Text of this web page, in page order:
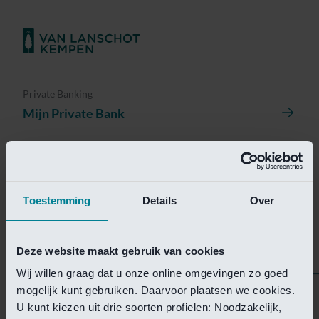
Toestemming Details Over
Deze website maakt gebruik van cookies
Wij willen graag dat u onze online omgevingen zo goed
mogelijk kunt gebruiken. Daarvoor plaatsen we cookies.
U kunt kiezen uit drie soorten profielen: Noodzakelijk,
Private Banking
Mijn Private Bank
Helaas is deze pagina